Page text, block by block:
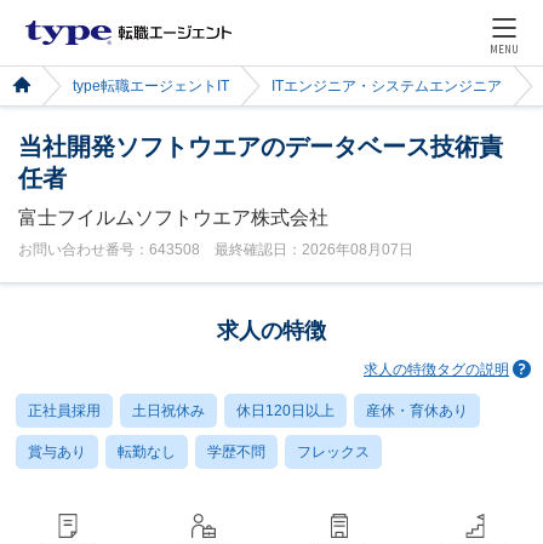
MENU
type転職エージェントIT ITエンジニア・システムエンジニア
当社開発ソフトウエアのデータベース技術責
任者
富士フイルムソフトウエア株式会社
お問い合わせ番号：643508 最終確認日：2026年08月07日
求人の特徴
求人の特徴タグの説明
正社員採用 土日祝休み 休日120日以上 産休・育休あり
賞与あり 転勤なし 学歴不問 フレックス